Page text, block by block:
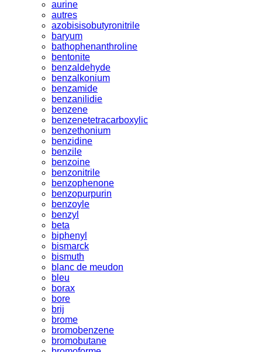
aurine
autres
azobisisobutyronitrile
baryum
bathophenanthroline
bentonite
benzaldehyde
benzalkonium
benzamide
benzanilidie
benzene
benzenetetracarboxylic
benzethonium
benzidine
benzile
benzoine
benzonitrile
benzophenone
benzopurpurin
benzoyle
benzyl
beta
biphenyl
bismarck
bismuth
blanc de meudon
bleu
borax
bore
brij
brome
bromobenzene
bromobutane